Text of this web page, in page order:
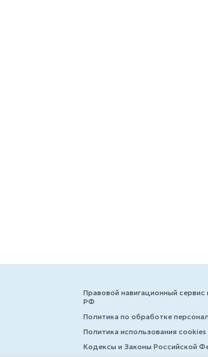
Правовой навигационный
РФ
Политика по обработке
Политика использования cookies
Кодексы и Законы Российской